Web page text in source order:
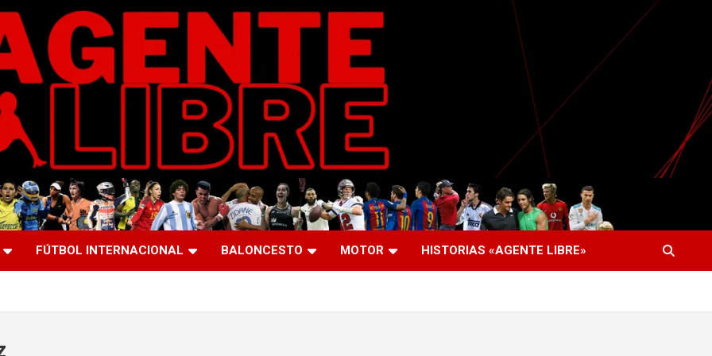
FÚTBOL INTERNACIONAL BALONCESTO MOTOR HISTORIAS «AGENTE LIBRE»